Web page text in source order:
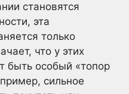
становятся
эта
только
что у этих
быть особый «топор
сильное